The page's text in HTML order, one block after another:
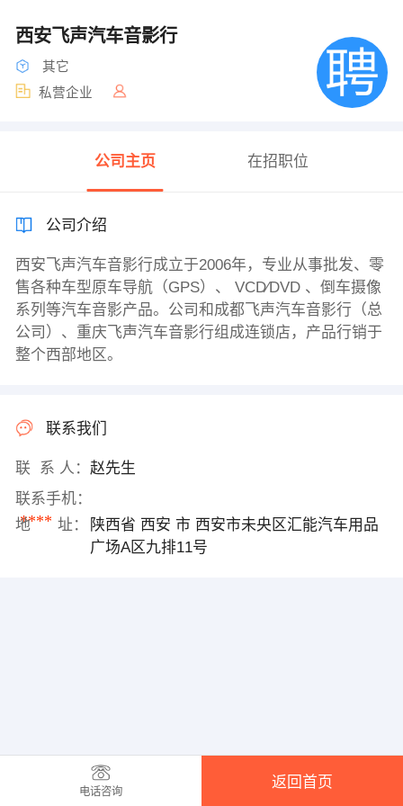
西安飞声汽车音影行
其它
私营企业
公司主页 在招职位
公司介绍
西安飞声汽车音影行成立于2006年，专业从事批发、零
售各种车型原车导航（GPS）、 VCD∕DVD 、倒车摄像
系列等汽车音影产品。公司和成都飞声汽车音影行（总
公司）、重庆飞声汽车音影行组成连锁店，产品行销于
整个西部地区。
联系我们
联 系 人： 赵先生
联系手机：
****
地 址：
陕西省 西安 市 西安市未央区汇能汽车用品
广场A区九排11号
电话咨询
返回首页